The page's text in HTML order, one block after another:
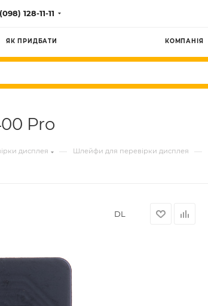
128-11-11
ЯК ПРИДБАТИ КОМПАНІЯ
Pro
дисплея — Шлейфи для перевірки дисплея —
DL